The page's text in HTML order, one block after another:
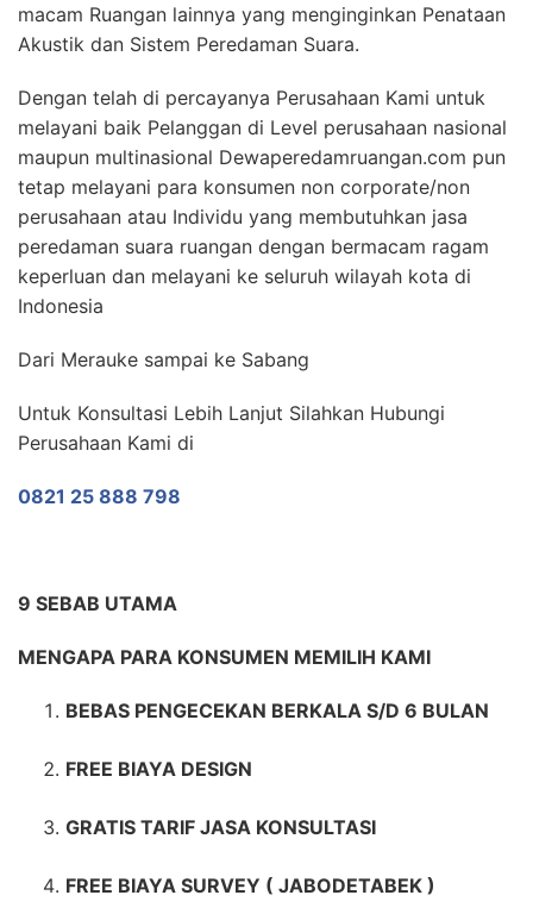
macam Ruangan lainnya yang menginginkan Penataan
Akustik dan Sistem Peredaman Suara.
Dengan telah di percayanya Perusahaan Kami untuk
melayani baik Pelanggan di Level perusahaan nasional
maupun multinasional Dewaperedamruangan.com pun
tetap melayani para konsumen non corporate/non
perusahaan atau Individu yang membutuhkan jasa
peredaman suara ruangan dengan bermacam ragam
keperluan dan melayani ke seluruh wilayah kota di
Indonesia
Dari Merauke sampai ke Sabang
Untuk Konsultasi Lebih Lanjut Silahkan Hubungi
Perusahaan Kami di
0821 25 888 798
9 SEBAB UTAMA
MENGAPA PARA KONSUMEN MEMILIH KAMI
BEBAS PENGECEKAN BERKALA S/D 6 BULAN
FREE BIAYA DESIGN
GRATIS TARIF JASA KONSULTASI
FREE BIAYA SURVEY ( JABODETABEK )